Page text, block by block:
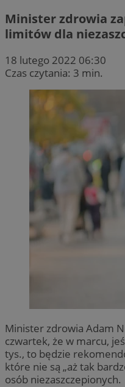
Minister zdrowia
limitów dla
18 lutego 2022 06:30
Czas czytania: 3 min.
Minister zdrowia Adam
czwartek, że w marcu,
tys., to będzie
które nie są „aż tak
osób niezaszczepionych.